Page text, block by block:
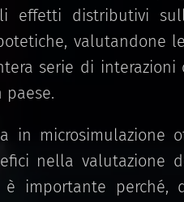
effetti distributivi
valutandone
serie di
paese.
in
nella valutazione
è importante